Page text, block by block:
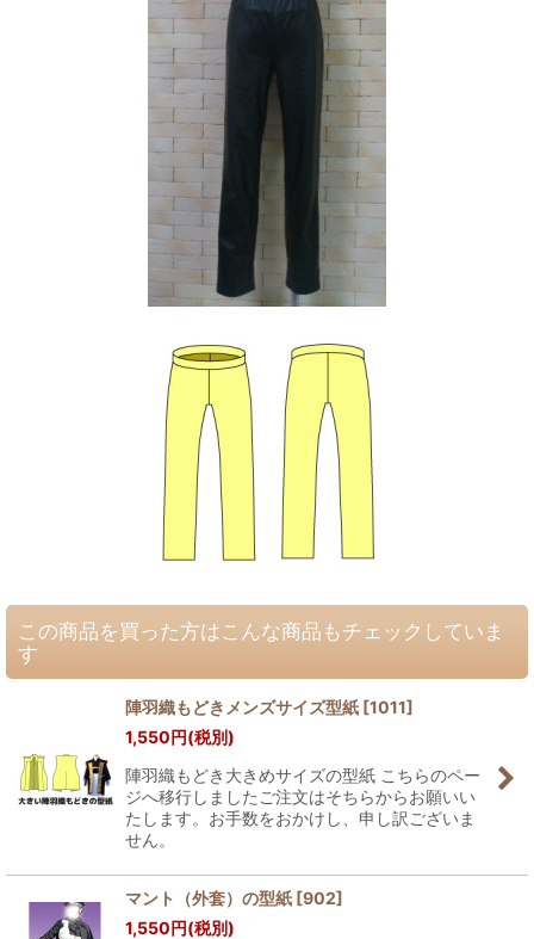
この商品を買った方はこんな商品もチェックしていま
す
陣羽織もどきメンズサイズ型紙 [1011]
1,550円(税別)
陣羽織もどき大きめサイズの型紙 こちらのペー
ジへ移行しましたご注文はそちらからお願いい
たします。お手数をおかけし、申し訳ございま
せん。
マント（外套）の型紙 [902]
1,550円(税別)